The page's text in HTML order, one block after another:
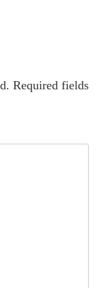
Required fields